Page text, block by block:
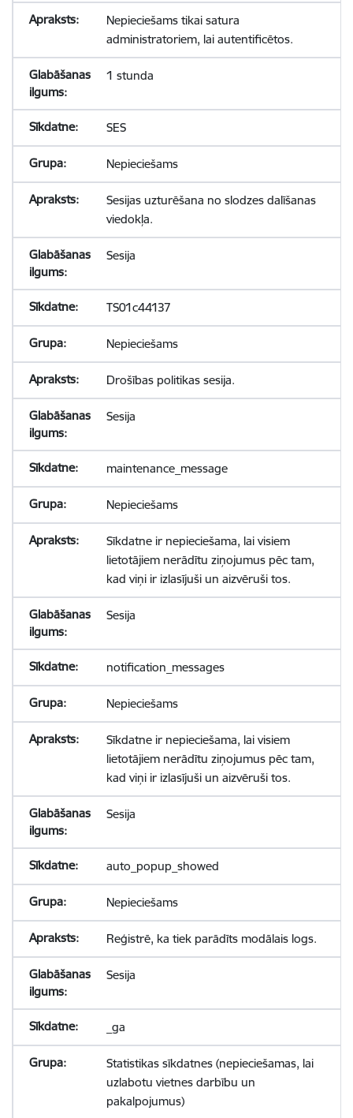
Nepieciešams tikai satura
administratoriem, lai autentificētos.
1 stunda
SES
Nepieciešams
Sesijas uzturēšana no slodzes dalīšanas
viedokļa.
Sesija
TS01c44137
Nepieciešams
Drošības politikas sesija.
Sesija
maintenance_message
Nepieciešams
Sīkdatne ir nepieciešama, lai visiem
lietotājiem nerādītu ziņojumus pēc tam,
kad viņi ir izlasījuši un aizvēruši tos.
Sesija
notification_messages
Nepieciešams
Sīkdatne ir nepieciešama, lai visiem
lietotājiem nerādītu ziņojumus pēc tam,
kad viņi ir izlasījuši un aizvēruši tos.
Sesija
auto_popup_showed
Nepieciešams
Reģistrē, ka tiek parādīts modālais logs.
Sesija
_ga
Statistikas sīkdatnes (nepieciešamas, lai
uzlabotu vietnes darbību un
pakalpojumus)